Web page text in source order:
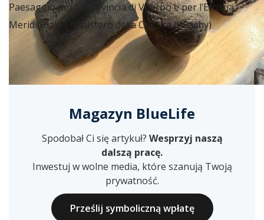
Paesaggio per la provincia di Viterbo e per l’Etruria
Meridionale / Ministero della Cultura (Włochy)
Magazyn BlueLife
Spodobał Ci się artykuł? Wesprzyj naszą
dalszą pracę.
Inwestuj w wolne media, które szanują Twoją
prywatność.
Prześlij symboliczną wpłatę